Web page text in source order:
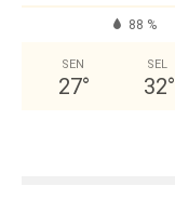
88 %
SEN
27°
SEL
32°